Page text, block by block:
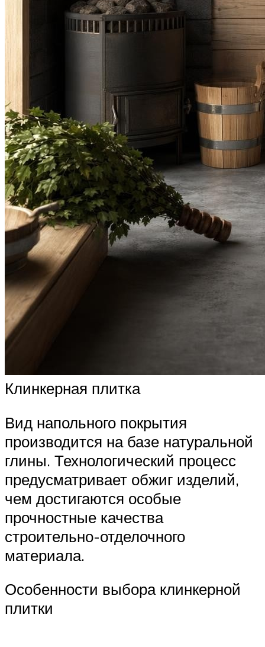
Клинкерная плитка
Вид напольного покрытия
производится на базе натуральной
глины. Технологический процесс
предусматривает обжиг изделий,
чем достигаются особые
прочностные качества
строительно-отделочного
материала.
Особенности выбора клинкерной
плитки